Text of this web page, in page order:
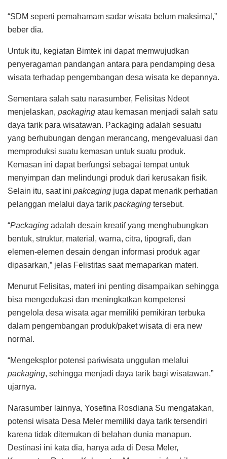
“SDM seperti pemahamam sadar wisata belum maksimal,”
beber dia.
Untuk itu, kegiatan Bimtek ini dapat memwujudkan
penyeragaman pandangan antara para pendamping desa
wisata terhadap pengembangan desa wisata ke depannya.
Sementara salah satu narasumber, Felisitas Ndeot
menjelaskan, packaging atau kemasan menjadi salah satu
daya tarik para wisatawan. Packaging adalah sesuatu
yang berhubungan dengan merancang, mengevaluasi dan
memproduksi suatu kemasan untuk suatu produk.
Kemasan ini dapat berfungsi sebagai tempat untuk
menyimpan dan melindungi produk dari kerusakan fisik.
Selain itu, saat ini pakcaging juga dapat menarik perhatian
pelanggan melalui daya tarik packaging tersebut.
“Packaging adalah desain kreatif yang menghubungkan
bentuk, struktur, material, warna, citra, tipografi, dan
elemen-elemen desain dengan informasi produk agar
dipasarkan,” jelas Felistitas saat memaparkan materi.
Menurut Felisitas, materi ini penting disampaikan sehingga
bisa mengedukasi dan meningkatkan kompetensi
pengelola desa wisata agar memiliki pemikiran terbuka
dalam pengembangan produk/paket wisata di era new
normal.
“Mengeksplor potensi pariwisata unggulan melalui
packaging, sehingga menjadi daya tarik bagi wisatawan,”
ujarnya.
Narasumber lainnya, Yosefina Rosdiana Su mengatakan,
potensi wisata Desa Meler memiliki daya tarik tersendiri
karena tidak ditemukan di belahan dunia manapun.
Destinasi ini kata dia, hanya ada di Desa Meler,